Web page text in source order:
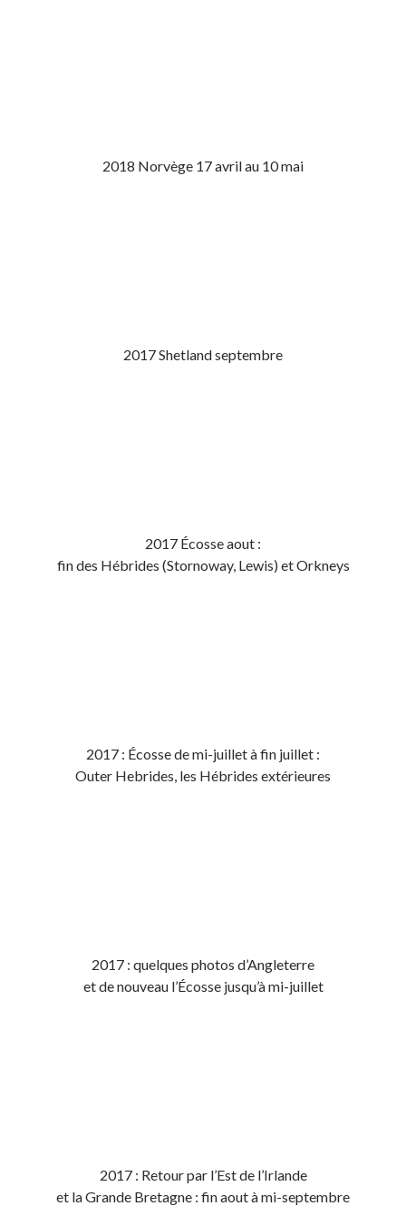
2018 Norvège 17 avril au 10 mai
2017 Shetland septembre
2017 Écosse aout :
fin des Hébrides (Stornoway, Lewis) et Orkneys
2017 : Écosse de mi-juillet à fin juillet :
Outer Hebrides, les Hébrides extérieures
2017 : quelques photos d’Angleterre
et de nouveau l’Écosse jusqu’à mi-juillet
2017 : Retour par l’Est de l’Irlande
et la Grande Bretagne : fin aout à mi-septembre